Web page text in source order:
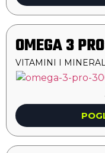
OMEGA 3
VITAMINI I